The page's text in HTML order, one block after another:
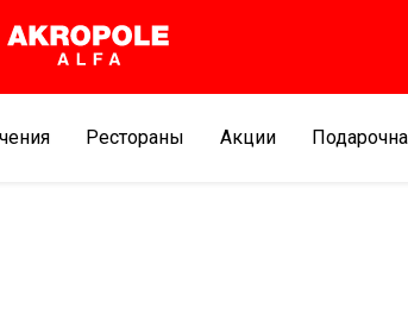
Рестораны Aкции